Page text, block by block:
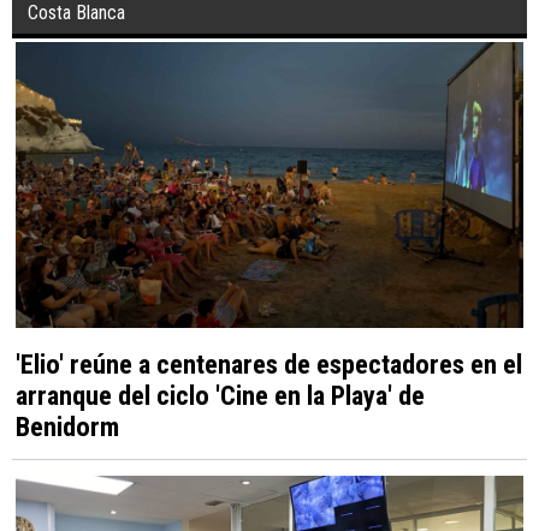
Costa Blanca
'Elio' reúne a centenares de espectadores en el
arranque del ciclo 'Cine en la Playa' de
Benidorm